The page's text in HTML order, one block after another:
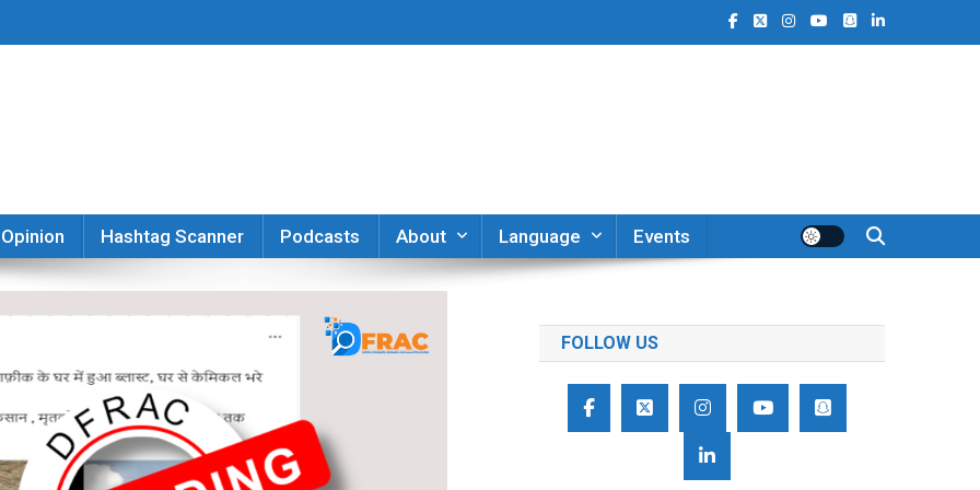
Opinion Hashtag Scanner Podcasts About Language Events
FOLLOW US